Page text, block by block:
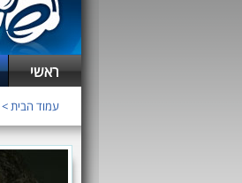
ראשי
עמוד הבית>